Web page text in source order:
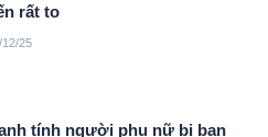
rất to
12/25
tính người phụ nữ bị bạn